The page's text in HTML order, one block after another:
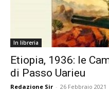
In libreria
Etiopia, 1936: le
di Passo Uarieu
Redazione Sir - 26 Febbraio 2021